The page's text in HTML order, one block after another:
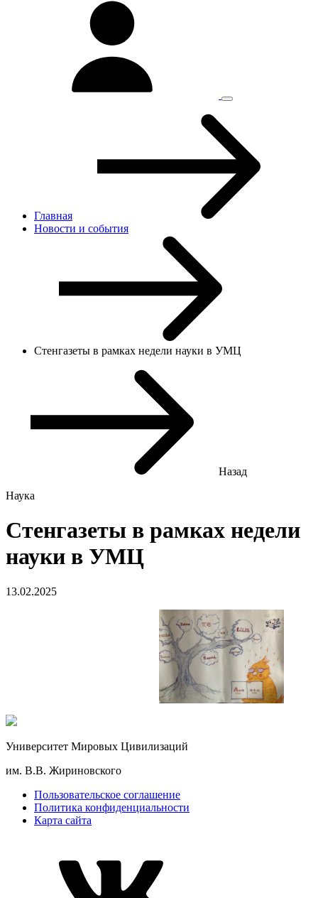
Главная
Новости и cобытия
Стенгазеты в рамках недели науки в УМЦ
Назад
Наука
Стенгазеты в рамках недели
науки в УМЦ
13.02.2025
Университет Мировых Цивилизаций
им. В.В. Жириновского
Пользовательское соглашение
Политика конфиденциальности
Карта сайта